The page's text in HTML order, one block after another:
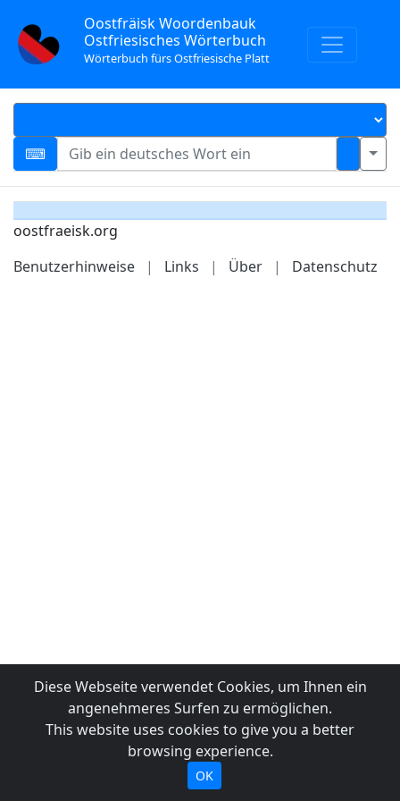
Oostfräisk Woordenbauk
Ostfriesisches Wörterbuch
Wörterbuch fürs Ostfriesische Platt
oostfraeisk.org
Benutzerhinweise
| Links | Über | Datenschutz
Diese Webseite verwendet Cookies, um Ihnen ein
angenehmeres Surfen zu ermöglichen.
This website uses cookies to give you a better
browsing experience.
OK